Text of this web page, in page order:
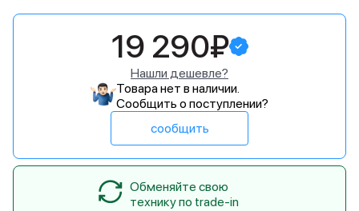
19 290₽
Нашли дешевле?
Товара нет в наличии.
Сообщить о поступлении?
сообщить
Обменяйте свою
технику по trade-in